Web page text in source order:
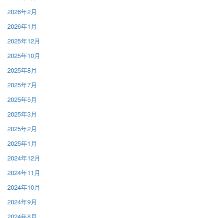
2026年2月
2026年1月
2025年12月
2025年10月
2025年8月
2025年7月
2025年5月
2025年3月
2025年2月
2025年1月
2024年12月
2024年11月
2024年10月
2024年9月